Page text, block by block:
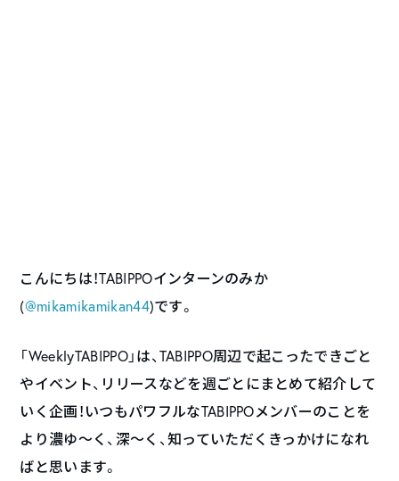
こんにちは！TABIPPOインターンのみか
(@mikamikamikan44)です。
「WeeklyTABIPPO」は、TABIPPO周辺で起こったできごと
やイベント、リリースなどを週ごとにまとめて紹介して
いく企画！いつもパワフルなTABIPPOメンバーのことを
より濃ゆ〜く、深〜く、知っていただくきっかけになれ
ばと思います。